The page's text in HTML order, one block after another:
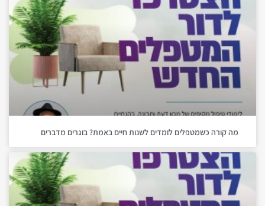
מה קורה כשמטפלים לומדים לשנות חיים באמת? בוגרים מדברים